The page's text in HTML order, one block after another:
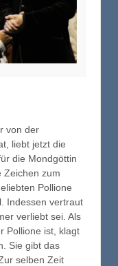
von der
liebt jetzt die
die Mondgöttin
Zeichen zum
Pollione
Indessen vertraut
verliebt sei. Als
Pollione ist, klagt
Sie gibt das
selben Zeit